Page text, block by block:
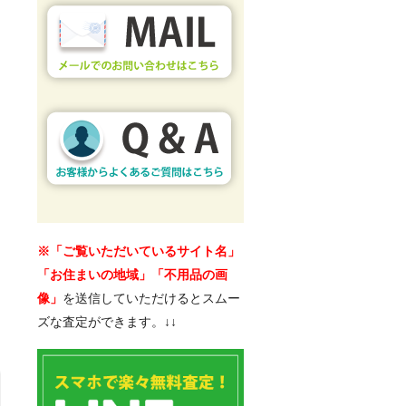
※「ご覧いただいているサイト名」
「お住まいの地域」「不用品の画
像」 を送信していただけるとスムー
ズな査定ができます。↓↓